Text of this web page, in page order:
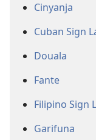
Cinyanja
Cuban Sign
Douala
Fante
Filipino Sign
Garifuna